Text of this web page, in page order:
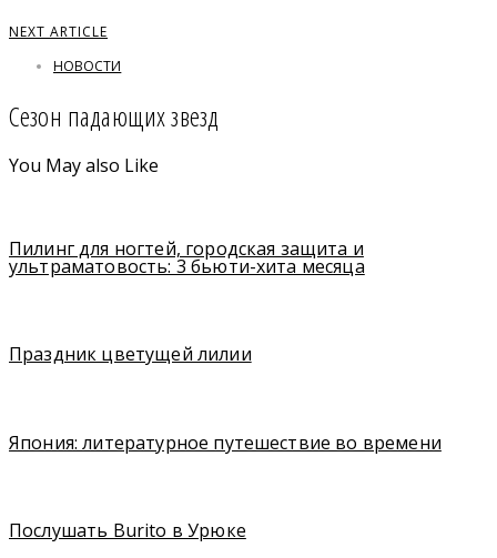
NEXT ARTICLE
НОВОСТИ
Сезон падающих звезд
You May also Like
Пилинг для ногтей, городская защита и
ультраматовость: 3 бьюти-хита месяца
Праздник цветущей лилии
Япония: литературное путешествие во времени
Послушать Burito в Урюке